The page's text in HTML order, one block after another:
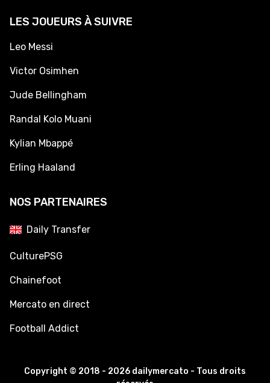
LES JOUEURS À SUIVRE
Leo Messi
Victor Osimhen
Jude Bellingham
Randal Kolo Muani
Kylian Mbappé
Erling Haaland
NOS PARTENAIRES
Daily Transfer
CulturePSG
Chainefoot
Mercato en direct
Football Addict
Copyright © 2018 - 2026 dailymercato - Tous droits